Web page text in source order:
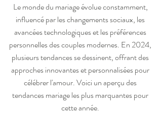
Le monde du mariage évolue constamment,
influencé par les changements sociaux, les
avancées technologiques et les préférences
personnelles des couples modernes. En 2024,
plusieurs tendances se dessinent, offrant des
approches innovantes et personnalisées pour
célébrer l'amour. Voici un aperçu des
tendances mariage les plus marquantes pour
cette année.